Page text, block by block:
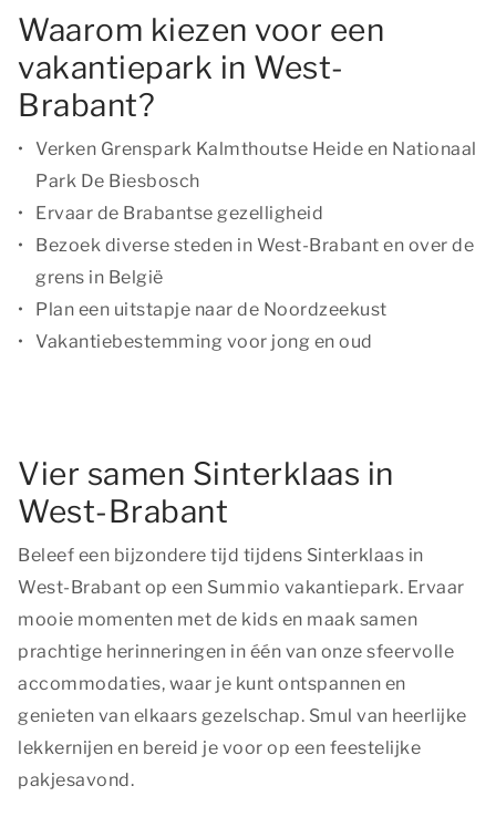
Waarom kiezen voor een
vakantiepark in West-
Brabant?
Verken Grenspark Kalmthoutse Heide en Nationaal
Park De Biesbosch
Ervaar de Brabantse gezelligheid
Bezoek diverse steden in West-Brabant en over de
grens in België
Plan een uitstapje naar de Noordzeekust
Vakantiebestemming voor jong en oud
Vier samen Sinterklaas in
West-Brabant
Beleef een bijzondere tijd tijdens Sinterklaas in
West-Brabant op een Summio vakantiepark. Ervaar
mooie momenten met de kids en maak samen
prachtige herinneringen in één van onze sfeervolle
accommodaties, waar je kunt ontspannen en
genieten van elkaars gezelschap. Smul van heerlijke
lekkernijen en bereid je voor op een feestelijke
pakjesavond.